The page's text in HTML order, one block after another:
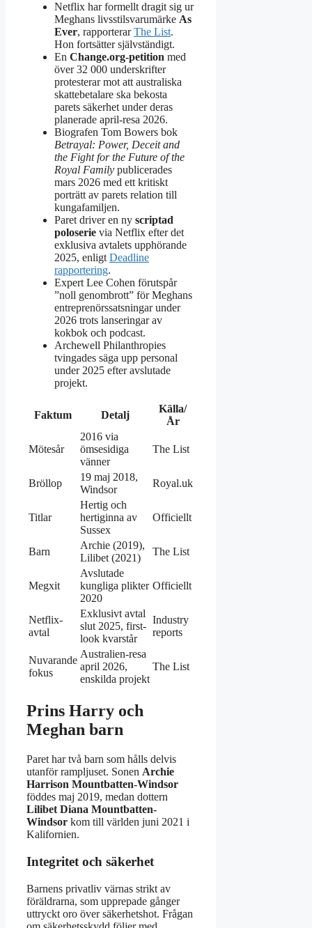
Netflix har formellt dragit sig ur
Meghans livsstilsvarumärke As
Ever, rapporterarThe List.
Hon fortsätter självständigt.
En Change.org-petition med
över 32 000 underskrifter
protesterar mot att australiska
skattebetalare ska bekosta
parets säkerhet under deras
planerade april-resa 2026.
Biografen Tom Bowers bok
Betrayal: Power, Deceit and
the Fight for the Future of the
Royal Family publicerades
mars 2026 med ett kritiskt
porträtt av parets relation till
kungafamiljen.
Paret driver en ny scriptad
poloserie via Netflix efter det
exklusiva avtalets upphörande
2025, enligtDeadline
rapportering.
Expert Lee Cohen förutspår
”noll genombrott” för Meghans
entreprenörssatsningar under
2026 trots lanseringar av
kokbok och podcast.
Archewell Philanthropies
tvingades säga upp personal
under 2025 efter avslutade
projekt.
Faktum Detalj
Källa/
År
Mötesår
2016 via
ömsesidiga
vänner
The List
Bröllop
19 maj 2018,
Windsor
Royal.uk
Titlar
Hertig och
hertiginna av
Sussex
Officiellt
Barn
Archie (2019),
Lilibet (2021)
The List
Megxit
Avslutade
kungliga plikter
2020
Officiellt
Netflix-
avtal
Exklusivt avtal
slut 2025, first-
look kvarstår
Industry
reports
Nuvarande
fokus
Australien-resa
april 2026,
enskilda projekt
The List
Prins Harry och
Meghan barn
Paret har två barn som hålls delvis
utanför rampljuset. Sonen Archie
Harrison Mountbatten-Windsor
föddes maj 2019, medan dottern
Lilibet Diana Mountbatten-
Windsor kom till världen juni 2021 i
Kalifornien.
Integritet och säkerhet
Barnens privatliv värnas strikt av
föräldrarna, som upprepade gånger
uttryckt oro över säkerhetshot. Frågan